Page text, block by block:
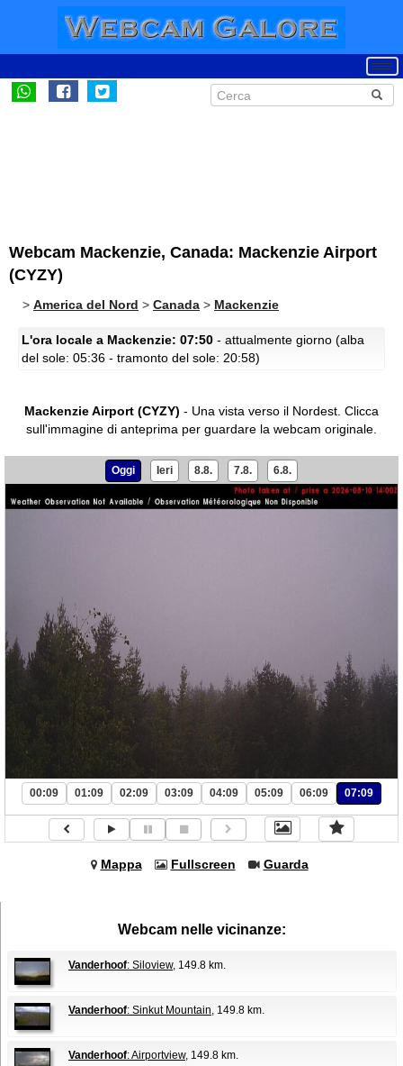
Webcam Mackenzie, Canada: Mackenzie Airport
(CYZY)
> America del Nord > Canada > Mackenzie
L'ora locale a Mackenzie: 07:50 - attualmente giorno (alba
del sole: 05:36 - tramonto del sole: 20:58)
Mackenzie Airport (CYZY) - Una vista verso il Nordest. Clicca
sull'immagine di anteprima per guardare la webcam originale.
Oggi Ieri 8.8. 7.8. 6.8.
00:09 01:09 02:09 03:09 04:09 05:09 06:09 07:09
Mappa Fullscreen Guarda
Webcam nelle vicinanze:
Vanderhoof: Siloview, 149.8 km.
Vanderhoof: Sinkut Mountain, 149.8 km.
Vanderhoof: Airportview, 149.8 km.